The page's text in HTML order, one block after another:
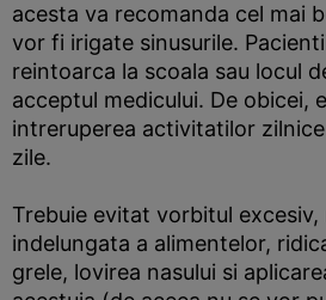
acesta va recomanda cel mai
vor fi irigate sinusurile.
reintoarca la scoala sau locul
acceptul medicului. De obicei,
intreruperea activitatilor
zile.
Trebuie evitat vorbitul excesiv,
indelungata a alimentelor,
grele, lovirea nasului si